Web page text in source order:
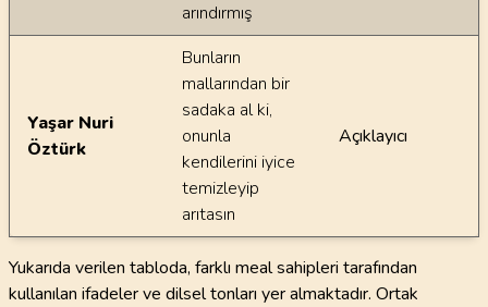
arındırmış
Yaşar Nuri
Öztürk
Bunların
mallarından bir
sadaka al ki,
onunla
kendilerini iyice
temizleyip
arıtasın
Açıklayıcı
Yukarıda verilen tabloda, farklı meal sahipleri tarafından
kullanılan ifadeler ve dilsel tonları yer almaktadır. Ortak